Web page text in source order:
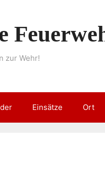
zur Wehr!
Einsätze Ort